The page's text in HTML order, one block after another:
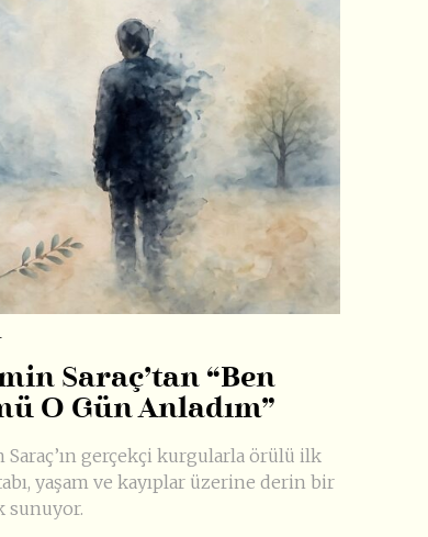
Saraç’tan “Ben
O Gün Anladım”
Saraç’ın gerçekçi kurgularla örülü ilk
yaşam ve kayıplar üzerine derin bir
sunuyor.